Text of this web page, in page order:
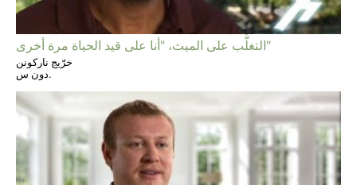
التغلُّب على الميث، "أنا على قيد الحياة مرة أخرى"
خرّيج ناركونن
دون س.